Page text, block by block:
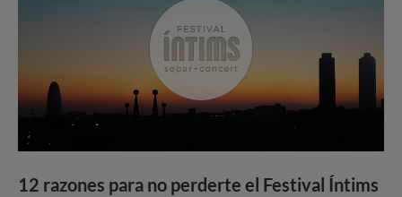
12 razones para no perderte el Festival Íntims